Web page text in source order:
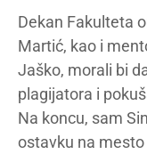
Dekan Fakulteta
Martić, kao i
Jaško, morali bi
plagijatora i
Na koncu, sam
ostavku na